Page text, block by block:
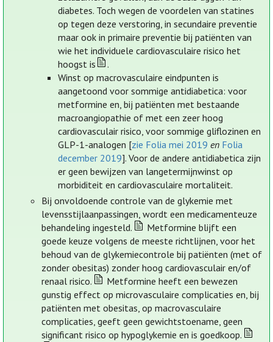
diabetes. Toch wegen de voordelen van statines
op tegen deze verstoring, in secundaire preventie
maar ook in primaire preventie bij patiënten van
wie het individuele cardiovasculaire risico het
hoogst is
.
Winst op macrovasculaire eindpunten is
aangetoond voor sommige antidiabetica: voor
metformine en, bij patiënten met bestaande
macroangiopathie of met een zeer hoog
cardiovasculair risico, voor sommige gliflozinen en
GLP-1-analogen [zie Folia mei 2019 en Folia
december 2019]. Voor de andere antidiabetica zijn
er geen bewijzen van langetermijnwinst op
morbiditeit en cardiovasculaire mortaliteit.
Bij onvoldoende controle van de glykemie met
levensstijlaanpassingen, wordt een medicamenteuze
behandeling ingesteld.
Metformine blijft een
goede keuze volgens de meeste richtlijnen, voor het
behoud van de glykemiecontrole bij patiënten (met of
zonder obesitas) zonder hoog cardiovasculair en/of
renaal risico.
Metformine heeft een bewezen
gunstig effect op microvasculaire complicaties en, bij
patiënten met obesitas, op macrovasculaire
complicaties, geeft geen gewichtstoename, geen
significant risico op hypoglykemie en is goedkoop.